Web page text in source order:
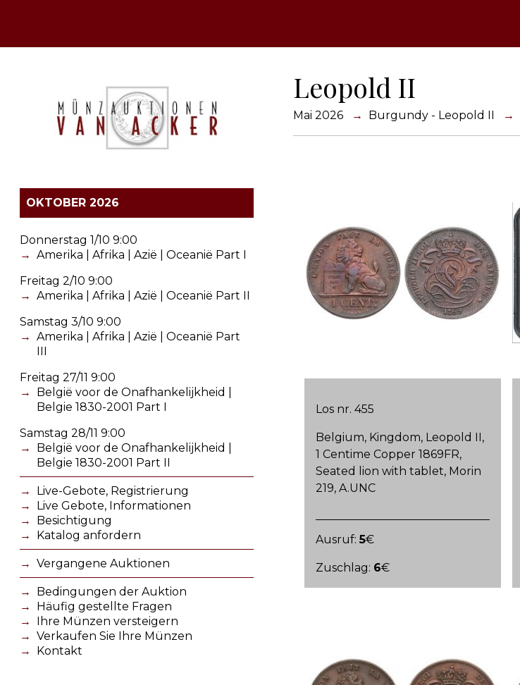
OKTOBER 2026
Donnerstag 1/10 9:00
Amerika | Afrika | Azië | Oceanië Part I
Freitag 2/10 9:00
Amerika | Afrika | Azië | Oceanië Part II
Samstag 3/10 9:00
Amerika | Afrika | Azië | Oceanië Part
Freitag 27/11 9:00
België voor de Onafhankelijkheid |
Belgie 1830-2001 Part I
Samstag 28/11 9:00
België voor de Onafhankelijkheid |
Belgie 1830-2001 Part II
Live-Gebote, Registrierung
Live Gebote, Informationen
Besichtigung
Katalog anfordern
Vergangene Auktionen
Bedingungen der Auktion
Häufig gestellte Fragen
Ihre Münzen versteigern
Verkaufen Sie Ihre Münzen
Kontakt
Leopold II
Mai 2026 Burgundy - Leopold II
Los nr. 455
Belgium, Kingdom, Leopold II,
1 Centime Copper 1869FR,
Seated lion with tablet, Morin
219, A.UNC
Ausruf:5€
Zuschlag: 6€